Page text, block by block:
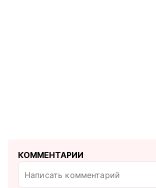
КОММЕНТАРИИ